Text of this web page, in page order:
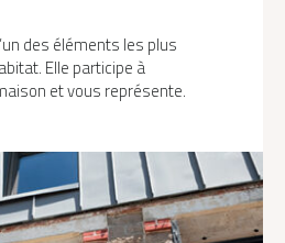
des éléments les plus
Elle participe à
et vous représente.